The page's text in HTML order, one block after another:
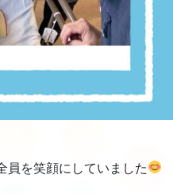
員を笑顔にしていました